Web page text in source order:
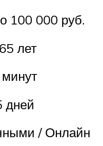
100 000 руб.
лет
дней
/ Онлайн